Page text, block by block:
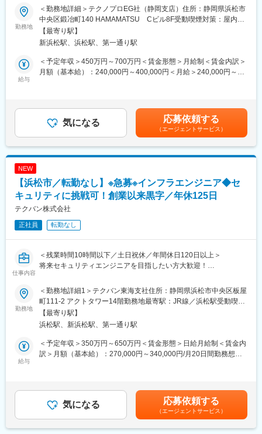
【eラーニング】PC／スマートフォンで受講可能
えます。
・リーダー研修
管理者として活躍できるエンジニアになるための研修も用意して
います。
メンタルヘルスおよびハラスメントに対応する専門窓口を設置し
ております。
◇大企業ならではの案件数：
日系大手メーカーやSler、通信系、官公庁、金融証券等、大手企
業を中心に800を超す取引先を有しております。案件数が多く、
上流工程中心に下流の案件まで多くの案件を保有しているため、
たるプロジェクトのなかで、様々な業種、職種へキャリアパスが
可能です。
◇充実した教育制度：
200種類以上の豊富なプログラム内容を揃えています。
※社内承認を得た講座は全額会社負担！
【eラーニング】PC／スマートフォンで受講可能
■担当業務：
・詳細設計以降からの経験を用い、開発プロセスが円滑に進むよ
うチーム間での調整業務
＜工程＞
・詳細設計
95%！
無料で受講可能なプログラミングスクールを受講することがで
き、上流工程から下流工程まで案件も豊富。ご自身が身に着けた
入社前にエンジニアの方の意向を汲み取らせていただきます。
業務内容・勤務地・残業時間・出社頻度の詳細情報をお伝えいた
します。
ェクトを依頼することはございません。
・キャリアデザインアドバイザー
エンジニアとしてのキャリアデザインや業務に関するご相談に応
・リーダー研修
管理者として活躍できるエンジニアになるための研修も用意して
います。
・相談窓口
ております。
業を中心に800を超す取引先を有しております。案件数が多く、
上流工程中心に下流の案件まで多くの案件を保有しているため、
エンジニアの希望やスキルに応じたアサインが可能です。
勤務地
＜勤務地詳細＞テクノプロEG社（静岡支店）住所：静岡県浜松市
中央区鍛冶町140 HAMAMATSU Cビル8F受動喫煙対策：屋内全
面禁煙
【最寄り駅】
新浜松駅、浜松駅、第一通り駅
給与
＜予定年収＞450万円～700万円＜賃金形態＞月給制＜賃金内訳＞
月額（基本給）：240,000円～400,000円＜月給＞240,000円～
リーダー：年収500万円入社10年目：マネージャー： 年収700万
円※上記キャリア例は残業代を除いた金額です賃金はあくまでも目
安の金額であり、選考を通じて上下する可能性があります。月給
(月額)は固定手当を含めた表記です。
気になる 応募依頼する
（エージェントサービス）
NEW
【浜松市／転勤なし】※急募※インフラエンジニア◆セ
キュリティに挑戦可！創業以来黒字／年休125日
テクバン株式会社
正社員 転勤なし
仕事内容
＜残業時間10時間以下／土日祝休／年間休日120日以上＞
将来セキュリティエンジニアを目指したい方大歓迎！
■仕事概要
◎ITインフラに関する設計・構築・保守運用業務
オンプレミス、クラウド（AWS、Azure、Microsoft 365など）が
対象となります
◎当社顧客向けセキュリティ業務
インフラやアプリケーションに関する脆弱性診断（設計および実
装段階での診断）
■取引先：浜松近郊の大手製造業
勤務地
＜勤務地詳細1＞テクバン東海支社住所：静岡県浜松市中央区板屋
町111-2 アクトタワー14階勤務地最寄駅：JR線／浜松駅受動喫煙
対策：敷地内喫煙可能場所あり＜勤務地詳細2＞クライアントオフ
ィス（常駐/浜松・磐田）住所：静岡県浜松市・磐田市 受動喫煙対
【最寄り駅】
浜松駅、新浜松駅、第一通り駅
給与
＜予定年収＞350万円～650万円＜賃金形態＞日給月給制＜賃金内
訳＞月額（基本給）：270,000円～340,000円/月20日間勤務想定
月）■定期賞与：年2回（7月・12月）※業績による■決算賞与：年1
回（1月）※業績による賃金はあくまでも目安の金額であり、選考
を通じて上下する可能性があります。月給(月額)は固定手当を含め
た表記です。
気になる 応募依頼する
（エージェントサービス）